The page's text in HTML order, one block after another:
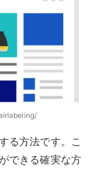
る方法です。こ
できる確実な方